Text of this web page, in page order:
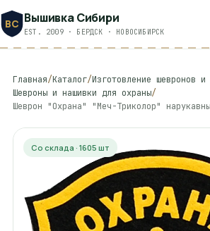
ВС Вышивка Сибири
EST. 2009 · БЕРДСК · НОВОСИБИРСК
Главная/Каталог/Изготовление шевронов
Шевроны и нашивки для охраны/
Шеврон "Охрана" "Меч-Триколор"
Со склада · 1605 шт